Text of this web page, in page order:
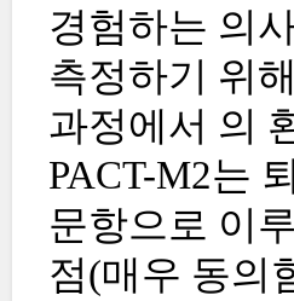
경험하는 의
측정하기 위
과정에서 의
PACT-M2는
문항으로 이
점(매우 동의